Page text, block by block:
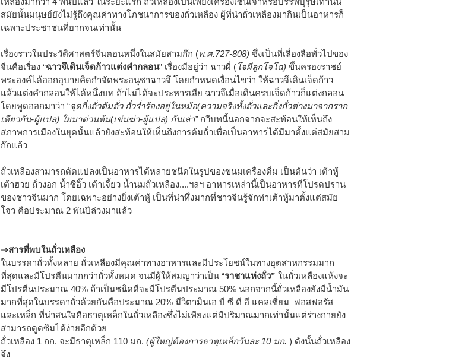
สมัยนั้นมนุษย์ยังไม่รู้ถึงคุณค่าทางโภชนาการของถั่วเหลือง ผู้ที่นำถั่วเหลืองมากินเป็นอาหารก็
เฉพาะประชาชนที่ยากจนเท่านั้น
เรื่องราวในประวัติศาสตร์จีนตอนหนึ่งในสมัยสามก๊ก (พ.ศ.727-808) ซึ่งเป็นที่เลื่องลือทั่วไปของ
จีนคือเรื่อง “ฉาวจึเดินเจ็ดก้าวแต่งคำกลอน” เรื่องมีอยู่ว่า ฉาวผี่ (โจผีลูกโจโฉ) ขึ้นครองราชย์
พระองค์ได้ออกอุบายคิดกำจัดพระอนุชาฉาวจึ โดยกำหนดเงื่อนไขว่า ให้ฉาวจึเดินเจ็ดก้าว
แล้วแต่งคำกลอนให้ได้หนึ่งบท ถ้าไม่ได้จะประหารเสีย ฉาวจึเมื่อเดินครบเจ็ดก้าวก็แต่งกลอน
โดยพูดออกมาว่า “จุดกิ่งถั่วต้มถั่ว ถั่วร่ำร้องอยู่ในหม้อ(ความจริงทั้งถั่วและกิ่งถั่วต่างมาจากราก
เดียวกัน-ผู้แปล) ใยมาด่วนต้ม(เข่นฆ่า-ผู้แปล) กันเล่า” กวีบทนี้นอกจากจะสะท้อนให้เห็นถึง
สภาพการเมืองในยุคนั้นแล้วยังสะท้อนให้เห็นถึงการต้มถั่วเพื่อเป็นอาหารได้มีมาตั้งแต่สมัยสาม
ก๊กแล้ว
ถั่วเหลืองสามารถดัดแปลงเป็นอาหารได้หลายชนิดในรูปของขนมเครื่องดื่ม เป็นต้นว่า เต้าหู้
เต้าฮวย ถั่วงอก น้ำซีอิ๊ว เต้าเจี้ยว น้ำนมถั่วเหลือง....ฯลฯ อาหารเหล่านี้เป็นอาหารที่โปรดปราน
ของชาวจีนมาก โดยเฉพาะอย่างยิ่งเต้าหู้ เป็นที่น่าทึ่งมากที่ชาวจีนรู้จักทำเต้าหู้มาตั้งแต่สมัย
โจว คือประมาณ 2 พันปีล่วงมาแล้ว
⇒สารที่พบในถั่วเหลือง
ในบรรดาถั่วทั้งหลาย ถั่วเหลืองมีคุณค่าทางอาหารและมีประโยชน์ในทางอุตสาหกรรมมาก
ที่สุดและมีโปรตีนมากกว่าถั่วทั้งหมด จนมีผู้ให้สมญาว่าเป็น “ราชาแห่งถั่ว” ในถั่วเหลืองแห้งจะ
มีโปรตีนประมาณ 40% ถ้าเป็นชนิดดีจะมีโปรตีนประมาณ 50% นอกจากนี้ถั่วเหลืองยังมีน้ำมัน
มากที่สุดในบรรดาถั่วด้วยกันคือประมาณ 20% มีวิตามินเอ บี ซี ดี อี แคลเซี่ยม ฟอสฟอรัส
และเหล็ก ที่น่าสนใจคือธาตุเหล็กในถั่วเหลืองซึ่งไม่เพียงแต่มีปริมาณมากเท่านั้นแต่ร่างกายยัง
สามารถดูดซึมได้ง่ายอีกด้วย
ถั่วเหลือง 1 กก. จะมีธาตุเหล็ก 110 มก. (ผู้ใหญ่ต้องการธาตุเหล็กวันละ 10 มก. ) ดังนั้นถั่วเหลือง
จึง